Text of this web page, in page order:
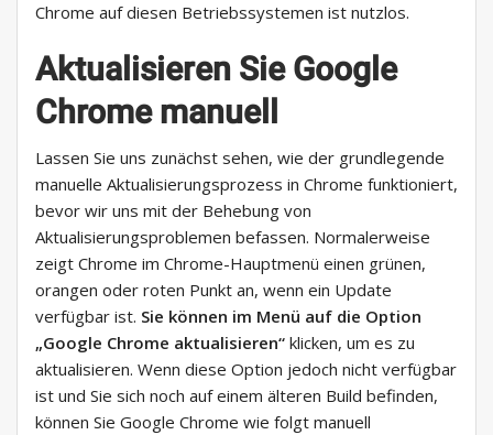
Chrome auf diesen Betriebssystemen ist nutzlos.
Aktualisieren Sie Google
Chrome manuell
Lassen Sie uns zunächst sehen, wie der grundlegende
manuelle Aktualisierungsprozess in Chrome funktioniert,
bevor wir uns mit der Behebung von
Aktualisierungsproblemen befassen. Normalerweise
zeigt Chrome im Chrome-Hauptmenü einen grünen,
orangen oder roten Punkt an, wenn ein Update
verfügbar ist. Sie können im Menü auf die Option
„Google Chrome aktualisieren“ klicken, um es zu
aktualisieren. Wenn diese Option jedoch nicht verfügbar
ist und Sie sich noch auf einem älteren Build befinden,
können Sie Google Chrome wie folgt manuell